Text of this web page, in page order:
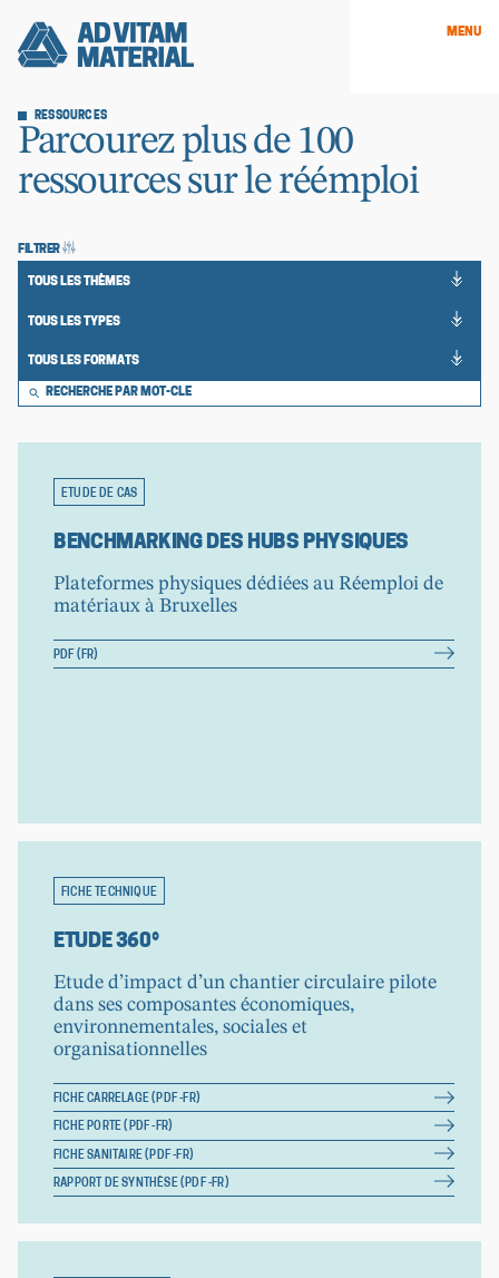
MENU
RESSOURCES
Parcourez plus de 100
ressources sur le réémploi
FILTRER
TOUS LES THÈMES
25
results
available
TOUS LES TYPES
15
results
available
TOUS LES FORMATS
6
results
available
ETUDE DE CAS
BENCHMARKING DES HUBS PHYSIQUES
Plateformes physiques dédiées au Réemploi de
matériaux à Bruxelles
PDF (FR)
FICHE TECHNIQUE
ETUDE 360°
Etude d’impact d’un chantier circulaire pilote
dans ses composantes économiques,
environnementales, sociales et
organisationnelles
FICHE CARRELAGE (PDF -FR)
FICHE PORTE (PDF -FR)
FICHE SANITAIRE (PDF -FR)
RAPPORT DE SYNTHÈSE (PDF -FR)